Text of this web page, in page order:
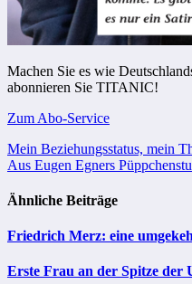
Machen Sie es wie
abonnieren Sie TITANIC!
Zum Abo-Service
Beitragsnavigation
Mein Beziehungsstatus, mein
Aus Eugen Egners
Ähnliche Beiträge
Friedrich Merz: eine
Erste Frau an der Spitze der